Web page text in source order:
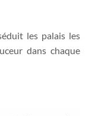
les palais les
dans chaque